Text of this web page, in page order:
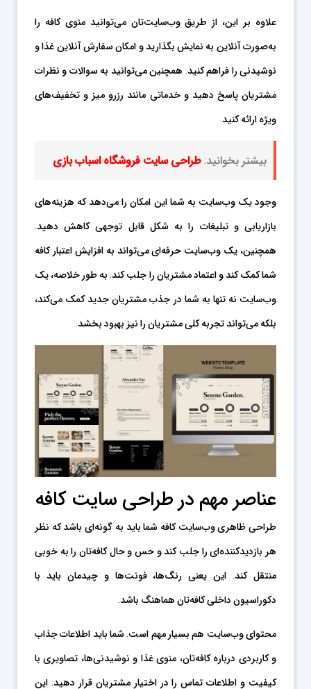
علاوه بر این، از طریق وب‌سایت‌تان می‌توانید منوی کافه را
به‌صورت آنلاین به نمایش بگذارید و امکان سفارش آنلاین غذا و
نوشیدنی را فراهم کنید. همچنین می‌توانید به سوالات و نظرات
مشتریان پاسخ دهید و خدماتی مانند رزرو میز و تخفیف‌های
ویژه ارائه کنید.
بیشتر بخوانید: طراحی سایت فروشگاه اسباب بازی
وجود یک وب‌سایت به شما این امکان را می‌دهد که هزینه‌های
بازاریابی و تبلیغات را به شکل قابل توجهی کاهش دهید.
همچنین، یک وب‌سایت حرفه‌ای می‌تواند به افزایش اعتبار کافه
شما کمک کند و اعتماد مشتریان را جلب کند. به طور خلاصه، یک
وب‌سایت نه تنها به شما در جذب مشتریان جدید کمک می‌کند،
بلکه می‌تواند تجربه کلی مشتریان را نیز بهبود بخشد.
عناصر مهم در طراحی سایت کافه
طراحی ظاهری وب‌سایت کافه شما باید به گونه‌ای باشد که نظر
هر بازدیدکننده‌ای را جلب کند و حس و حال کافه‌تان را به خوبی
منتقل کند. این یعنی رنگ‌ها، فونت‌ها و چیدمان باید با
دکوراسیون داخلی کافه‌تان هماهنگ باشد.
محتوای وب‌سایت هم بسیار مهم است. شما باید اطلاعات جذاب
و کاربردی درباره کافه‌تان، منوی غذا و نوشیدنی‌ها، تصاویری با
کیفیت و اطلاعات تماس را در اختیار مشتریان قرار دهید. این